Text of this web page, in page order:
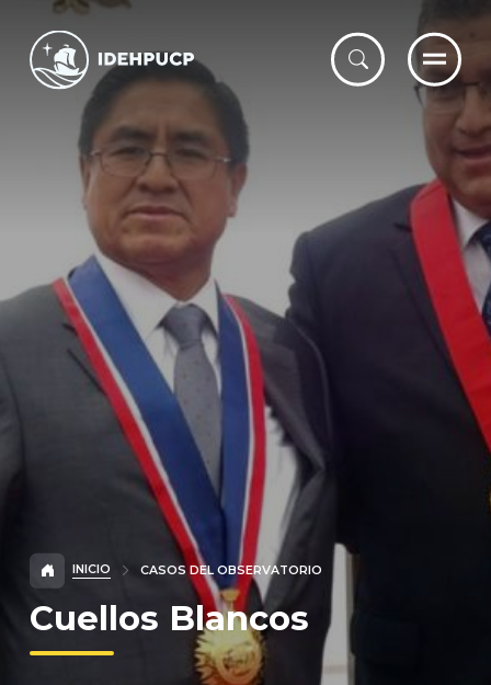
IDEHPUCP
INICIO CASOS DEL OBSERVATORIO
Cuellos Blancos